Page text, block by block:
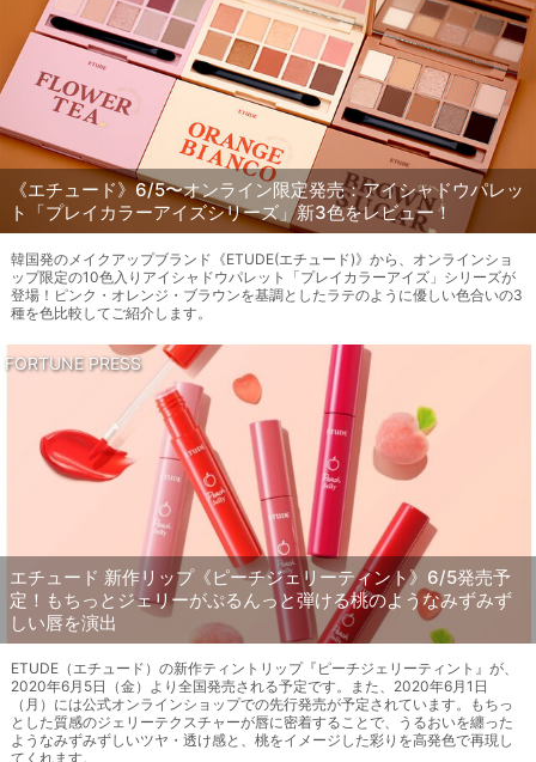
《エチュード》6/5〜オンライン限定発売：アイシャドウパレッ
ト「プレイカラーアイズシリーズ」新3色をレビュー！
韓国発のメイクアップブランド《ETUDE(エチュード)》から、オンラインショ
ップ限定の10色入りアイシャドウパレット「プレイカラーアイズ」シリーズが
登場！ピンク・オレンジ・ブラウンを基調としたラテのように優しい色合いの3
種を色比較してご紹介します。
FORTUNE PRESS
エチュード 新作リップ《ピーチジェリーティント》6/5発売予
定！もちっとジェリーがぷるんっと弾ける桃のようなみずみず
しい唇を演出
ETUDE（エチュード）の新作ティントリップ『ピーチジェリーティント』が、
2020年6月5日（金）より全国発売される予定です。また、2020年6月1日
（月）には公式オンラインショップでの先行発売が予定されています。もちっ
とした質感のジェリーテクスチャーが唇に密着することで、うるおいを纏った
ようなみずみずしいツヤ・透け感と、桃をイメージした彩りを高発色で再現し
てくれます。